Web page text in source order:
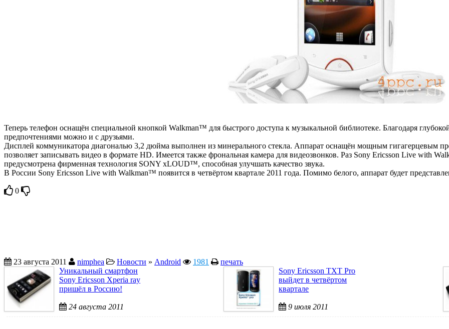
Теперь телефон оснащён специальной кнопкой Walkman™ для быстрого доступа к музыкальной библиотеке. Благодаря
предпочтениями можно и с друзьями.
Дисплей коммуникатора диагональю 3,2 дюйма выполнен из минерального стекла. Аппарат оснащён мощным гигагерцевым
позволяет записывать видео в формате HD. Имеется также фрональная камера для видеозвонков. Раз Sony Ericsson Live with
предусмотрена фирменная технология SONY xLOUD™, способная улучшать качество звука.
В России Sony Ericsson Live with Walkman™ появится в четвёртом квартале 2011 года. Помимо белого, аппарат будет
0
23 августа 2011 nimphea Новости » Android 1981
печать
Уникальный смартфон
Sony Ericsson Xperia ray
пришёл в Россию!
24 августа 2011
Sony Ericsson TXT Pro
выйдет в четвёртом
квартале
9 июля 2011